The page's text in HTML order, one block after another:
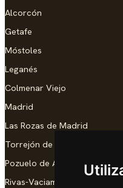
Alcorcón
Getafe
Móstoles
Leganés
Colmenar Viejo
Madrid
Las Rozas de Madrid
Torrejón de Ardoz
Pozuelo de Alarcón
Rivas-Vaciamadrid